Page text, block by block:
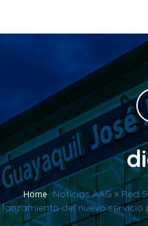
Home Noticias AAG»Red
lanzamiento del nuevo